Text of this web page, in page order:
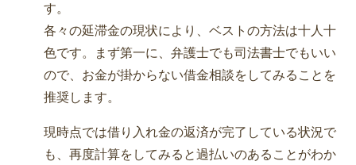
す。
各々の延滞金の現状により、ベストの方法は十人十
色です。まず第一に、弁護士でも司法書士でもいい
ので、お金が掛からない借金相談をしてみることを
推奨します。
現時点では借り入れ金の返済が完了している状況で
も、再度計算をしてみると過払いのあることがわか